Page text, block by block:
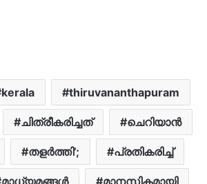
kerala thiruvananthapuram
ചിത്രീകരിച്ചത് ചെറിയാന്‍
തളർത്തി’; പ്രതികരിച്ച്
മാധ്യമങ്ങൾ മാനസികമായി